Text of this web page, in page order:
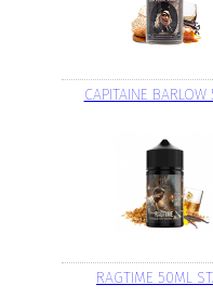
CAPITAINE
RAGTIME 50ML